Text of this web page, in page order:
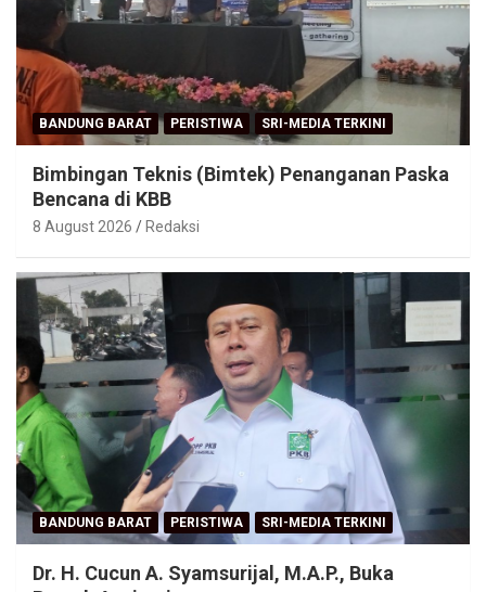
BANDUNG BARAT PERISTIWA SRI-MEDIA TERKINI
Bimbingan Teknis (Bimtek) Penanganan Paska
Bencana di KBB
8 August 2026 Redaksi
BANDUNG BARAT PERISTIWA SRI-MEDIA TERKINI
Dr. H. Cucun A. Syamsurijal, M.A.P., Buka